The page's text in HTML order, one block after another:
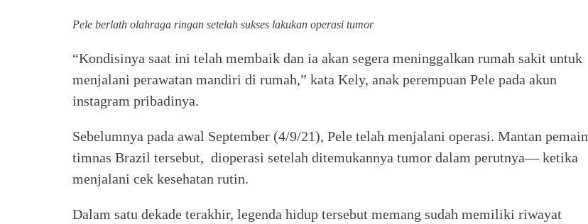
Pele berlath olahraga ringan setelah sukses lakukan operasi tumor
“Kondisinya saat ini telah membaik dan ia akan segera meninggalkan rumah sakit untuk
menjalani perawatan mandiri di rumah,” kata Kely, anak perempuan Pele pada akun
instagram pribadinya.
Sebelumnya pada awal September (4/9/21), Pele telah menjalani operasi. Mantan pemain
timnas Brazil tersebut, dioperasi setelah ditemukannya tumor dalam perutnya— ketika
menjalani cek kesehatan rutin.
Dalam satu dekade terakhir, legenda hidup tersebut memang sudah memiliki riwayat